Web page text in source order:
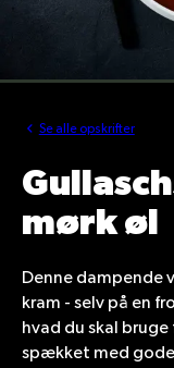
Se alle opskrifter
mørk øl
Denne dampende
kram - selv på en
hvad du skal
spækket med gode